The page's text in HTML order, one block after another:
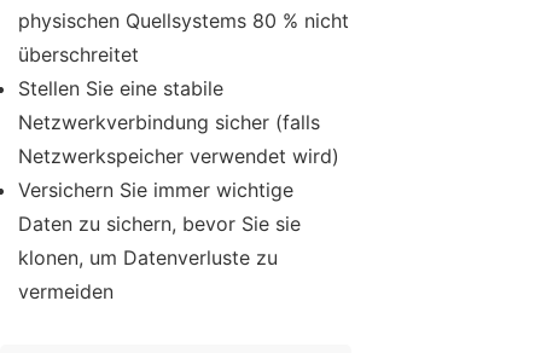
physischen Quellsystems 80 % nicht
überschreitet
Stellen Sie eine stabile
Netzwerkverbindung sicher (falls
Netzwerkspeicher verwendet wird)
Versichern Sie immer wichtige
Daten zu sichern, bevor Sie sie
klonen, um Datenverluste zu
vermeiden